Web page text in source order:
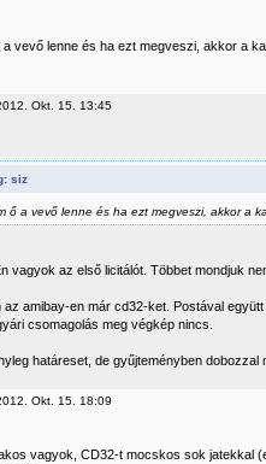
a vevő lenne és ha ezt megveszi, akkor a
Okt. 15. 13:45
siz
ő a vevő lenne és ha ezt megveszi, akkor a
vagyok az első licitálót. Többet mondjuk
az amibay-en már cd32-ket. Postával
csomagolás meg végkép nincs.
határeset, de gyűjteményben dobozzal
Okt. 15. 18:09
vagyok, CD32-t mocskos sok jatekkal